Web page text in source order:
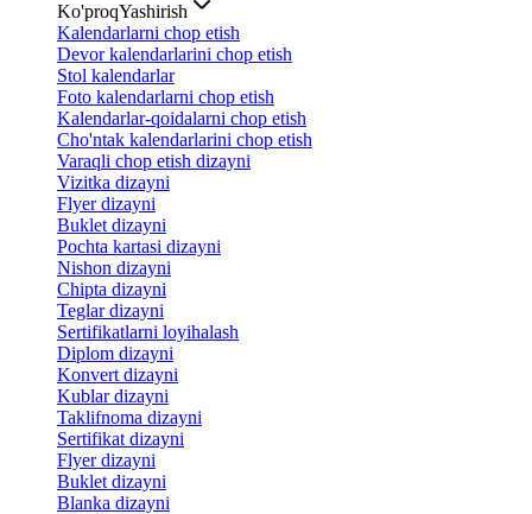
Ko'proqYashirish
Kalendarlarni chop etish
Devor kalendarlarini chop etish
Stol kalendarlar
Foto kalendarlarni chop etish
Kalendarlar-qoidalarni chop etish
Cho'ntak kalendarlarini chop etish
Varaqli chop etish dizayni
Vizitka dizayni
Flyer dizayni
Buklet dizayni
Pochta kartasi dizayni
Nishon dizayni
Chipta dizayni
Teglar dizayni
Sertifikatlarni loyihalash
Diplom dizayni
Konvert dizayni
Kublar dizayni
Taklifnoma dizayni
Sertifikat dizayni
Flyer dizayni
Buklet dizayni
Blanka dizayni